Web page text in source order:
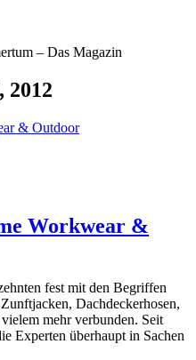
– Das Magazin
2012
Workwear &
fest mit den Begriffen
Dachdeckerhosen,
mehr verbunden. Seit
Experten überhaupt in Sachen